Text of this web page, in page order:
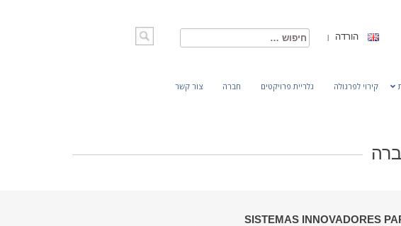
חיפוש: הורדה
קירוי לפרגולה גלריית פרויקטים חברה צור קשר
SISTEMAS INNOVADORES